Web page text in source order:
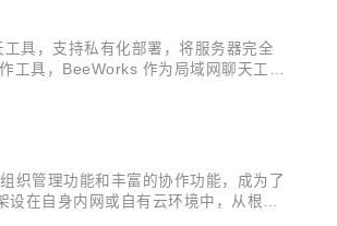
具，支持私有化部署，将服务器完全
工具，BeeWorks 作为局域网聊天工
织管理功能和丰富的协作功能，成为了
在自身内网或自有云环境中，从根本